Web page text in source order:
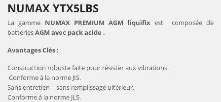
NUMAX YTX5LBS
La gamme NUMAX PREMIUM AGM liquifix est composée de
batteriesAGM avec pack acide .
Avantages Clés :
Construction robuste faite pour résister aux vibrations.
Conforme à la norme JIS.
Sans entretien – sans remplissage ultérieur.
Conforme à la norme JLS.